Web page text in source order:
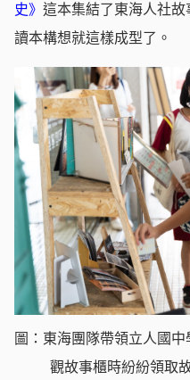
史》 這本集結了東海人社
讀本構想就這樣成型了。
圖：東海團隊帶領立人國
觀故事櫃時紛紛領取